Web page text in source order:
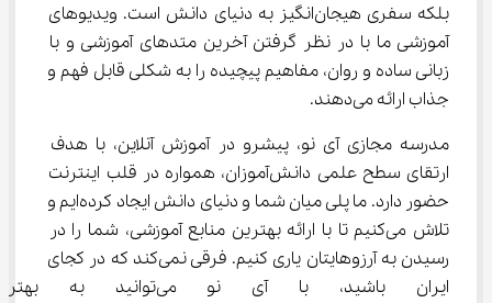
بلکه سفری هیجان‌انگیز به دنیای دانش است. ویدیوهای
آموزشی ما با در نظر گرفتن آخرین متدهای آموزشی و با
زبانی ساده و روان، مفاهیم پیچیده را به شکلی قابل فهم و
جذاب ارائه می‌دهند.
مدرسه مجازی آی نو، پیشرو در آموزش آنلاین، با هدف
ارتقای سطح علمی دانش‌آموزان، همواره در قلب اینترنت
حضور دارد. ما پلی میان شما و دنیای دانش ایجاد کرده‌ایم و
تلاش می‌کنیم تا با ارائه بهترین منابع آموزشی، شما را در
رسیدن به آرزوهایتان یاری کنیم. فرقی نمی‌کند که در کجای
ایران باشید، با آی نو